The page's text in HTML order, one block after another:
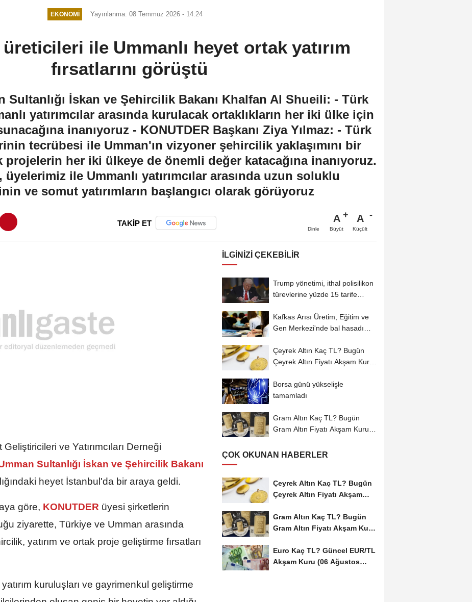
EKONOMI Yayınlanma: 08 Temmuz 2026 - 14:24
ile Ummanlı heyet ortak yatırım
fırsatlarını görüştü
İskan ve Şehircilik Bakanı Khalfan Al Shueili: - Türk
yatırımcılar arasında kurulacak ortaklıkların her iki ülke için
inanıyoruz - KONUTDER Başkanı Ziya Yılmaz: - Türk
tecrübesi ile Umman'ın vizyoner şehircilik yaklaşımını bir
projelerin her iki ülkeye de önemli değer katacağına inanıyoruz.
üyelerimiz ile Ummanlı yatırımcılar arasında uzun soluklu
ve somut yatırımların başlangıcı olarak görüyoruz
TAKİP ET
Dinle
A
Büyüt
A
Küçült
Geliştiricileri ve Yatırımcıları Derneği
Sultanlığı İskan ve Şehircilik Bakanı
heyet İstanbul'da bir araya geldi.
göre, KONUTDER üyesi şirketlerin
ziyarette, Türkiye ve Umman arasında
yatırım ve ortak proje geliştirme fırsatları
kuruluşları ve gayrimenkul geliştirme
İLGINIZI ÇEKEBILIR
Trump yönetimi, ithal polisilikon
türevlerine yüzde 15 tarife
Kafkas Arısı Üretim, Eğitim ve
Gen Merkezi'nde bal hasadı
Çeyrek Altın Kaç TL? Bugün
Çeyrek Altın Fiyatı Akşam Kuru
Borsa günü yükselişle
tamamladı
Gram Altın Kaç TL? Bugün
Gram Altın Fiyatı Akşam Kuru
ÇOK OKUNAN HABERLER
Çeyrek Altın Kaç TL? Bugün
Çeyrek Altın Fiyatı Akşam
Gram Altın Kaç TL? Bugün
Gram Altın Fiyatı Akşam Kuru
Euro Kaç TL? Güncel EUR/TL
Akşam Kuru (06 Ağustos